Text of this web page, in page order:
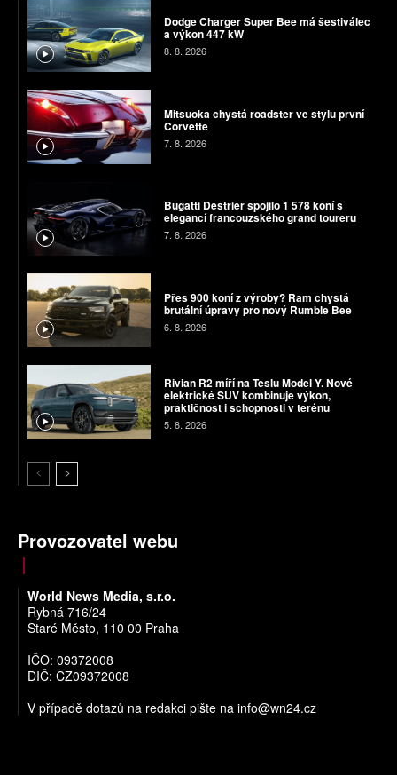
Dodge Charger Super Bee má šestiválec
a výkon 447 kW
8. 8. 2026
Mitsuoka chystá roadster ve stylu první
Corvette
7. 8. 2026
Bugatti Destrier spojilo 1 578 koní s
elegancí francouzského grand toureru
7. 8. 2026
Přes 900 koní z výroby? Ram chystá
brutální úpravy pro nový Rumble Bee
6. 8. 2026
Rivian R2 míří na Teslu Model Y. Nové
elektrické SUV kombinuje výkon,
praktičnost i schopnosti v terénu
5. 8. 2026
Provozovatel webu
World News Media, s.r.o.
Rybná 716/24
Staré Město, 110 00 Praha
IČO: 09372008
DIČ: CZ09372008
V případě dotazů na redakci pište na info@wn24.cz